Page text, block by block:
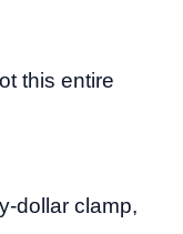
this entire
dollar clamp,